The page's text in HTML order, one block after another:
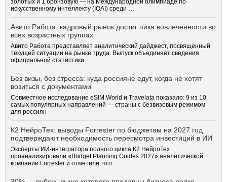
золотых и 1 бронзовую — на Международной олимпиаде по
искусственному интеллекту (IOAI) среди …
Авито Работа: кадровый рынок достиг пика вовлеченности во
всех возрастных группах
Авито Работа представляет аналитический дайджест, посвященный
текущей ситуации на рынке труда. Выпуск объединяет сведения
официальной статистики …
Без визы, без стресса: куда россияне едут, когда не хотят
возиться с документами
Совместное исследование eSIM.World и Travelata показало: 9 из 10
самых популярных направлений — страны с безвизовым режимом
для россиян
К2 НейроТех: выводы Forrester по бюджетам на 2027 год
подтверждают необходимость пересмотра инвестиций в ИИ
Эксперты ИИ-интегратора полного цикла К2 НейроТех
проанализировали «Budget Planning Guides 2027» аналитической
компании Forrester и отметили, что …